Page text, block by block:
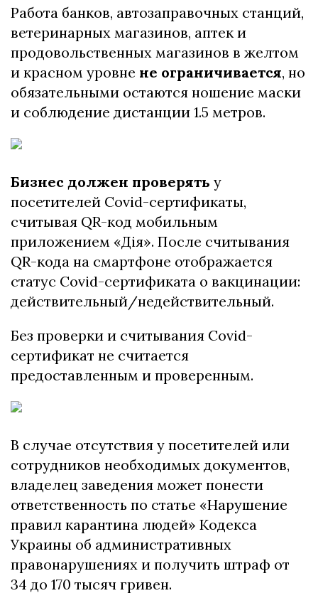
Работа банков, автозаправочных станций,
ветеринарных магазинов, аптек и
продовольственных магазинов в желтом
и красном уровне не ограничивается, но
обязательными остаются ношение маски
и соблюдение дистанции 1.5 метров.
Бизнес должен проверять у
посетителей Covid-сертификаты,
считывая QR-код мобильным
приложением «Дія». После считывания
QR-кода на смартфоне отображается
статус Covid-сертификата о вакцинации:
действительный/недействительный.
Без проверки и считывания Covid-
сертификат не считается
предоставленным и проверенным.
В случае отсутствия у посетителей или
сотрудников необходимых документов,
владелец заведения может понести
ответственность по статье «Нарушение
правил карантина людей» Кодекса
Украины об административных
правонарушениях и получить штраф от
34 до 170 тысяч гривен.